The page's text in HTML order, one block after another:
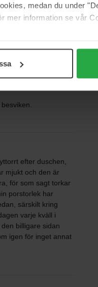
medan du under
mer information se vår
50%
0%
efter duschen,
mjukt och den är
för som sagt torkar
porstorlek har
särskilt kring
varje kväll i
billigare sidan
igen för inget annat